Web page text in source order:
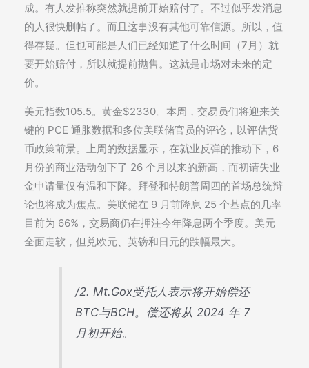
成。有人发推称突然就提前开始赔付了。不过似乎发消息
的人很快删帖了。而且这事没有其他可靠信源。所以，值
得存疑。但也可能是人们已经知道了什么时间（7月）就
要开始赔付，所以就提前抛售。这就是市场对未来的定
价。
美元指数105.5。黄金$2330。本周，交易员们将迎来关
键的 PCE 通胀数据和多位美联储官员的评论，以评估货
币政策前景。上周的数据显示，在就业反弹的推动下，6
月份的商业活动创下了 26 个月以来的新高，而初请失业
金申请量仅有温和下降。拜登和特朗普周四的首场总统辩
论也将成为焦点。美联储在 9 月前降息 25 个基点的几率
目前为 66%，交易商仍在押注今年降息两个季度。美元
全面走软，但兑欧元、英镑和日元的跌幅最大。
/2. Mt.Gox受托人表示将开始偿还
BTC与BCH。偿还将从 2024 年 7
月初开始。